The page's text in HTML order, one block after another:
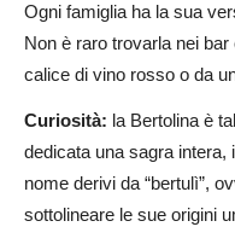
Ogni famiglia ha la sua
Non è raro trovarla nei
calice di vino rosso o da
Curiosità: la Bertolina è
dedicata una sagra
nome derivi da “bertulì”,
sottolineare le sue origini